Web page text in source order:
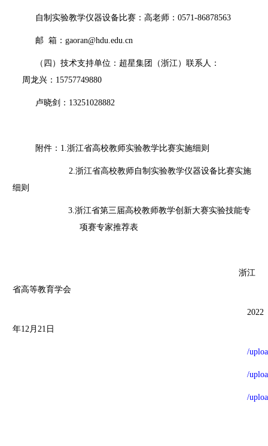
自制实验教学仪器设备比赛：高老师： 0571-86878563
邮 箱： gaoran@hdu.edu.cn
（四）技术支持单位：超星集团（浙江）联系人：
周龙兴： 15757749880
卢晓剑： 13251028882
附件： 1. 浙江省高校教师实验教学比赛实施细则
2.浙江省高校教师自制实验教学仪器设备比赛实施
细则
3.浙江省第三届高校教师教学创新大赛实验技能专
项赛专家推荐表
浙江
省高等教育学会
2022
年12 月 21 日
/
/
/